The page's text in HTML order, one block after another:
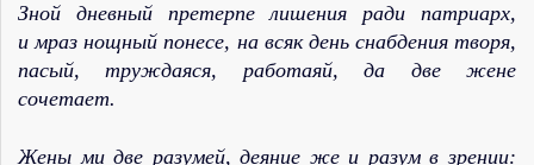
Зной дневный претерпе лишения ради патриарх,
и мраз нощный понесе, на всяк день снабдения творя,
пасый, труждаяся, работаяй, да две жене
сочетает.
Жены ми две разумей, деяние же и разум в зрении: